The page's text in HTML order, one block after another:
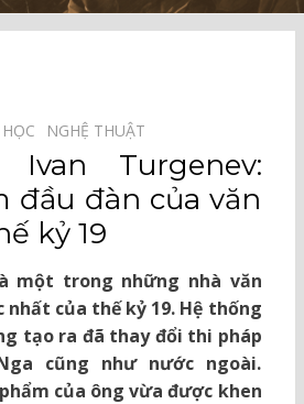
NGHỆ THUẬT⠀
Turgenev:
đầu đàn của văn
kỷ 19
một trong những nhà văn
nhất của thế kỷ 19. Hệ thống
tạo ra đã thay đổi thi pháp
cũng như nước ngoài.
của ông vừa được khen